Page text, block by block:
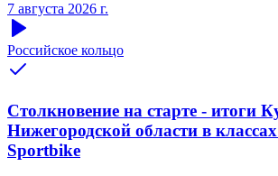
7 августа 2026 г.
Российское кольцо
Столкновение на старте - итоги
Нижегородской области в
Sportbike